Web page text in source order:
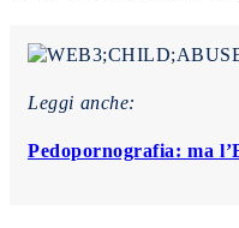
Leggi anche:
Pedopornografia: ma